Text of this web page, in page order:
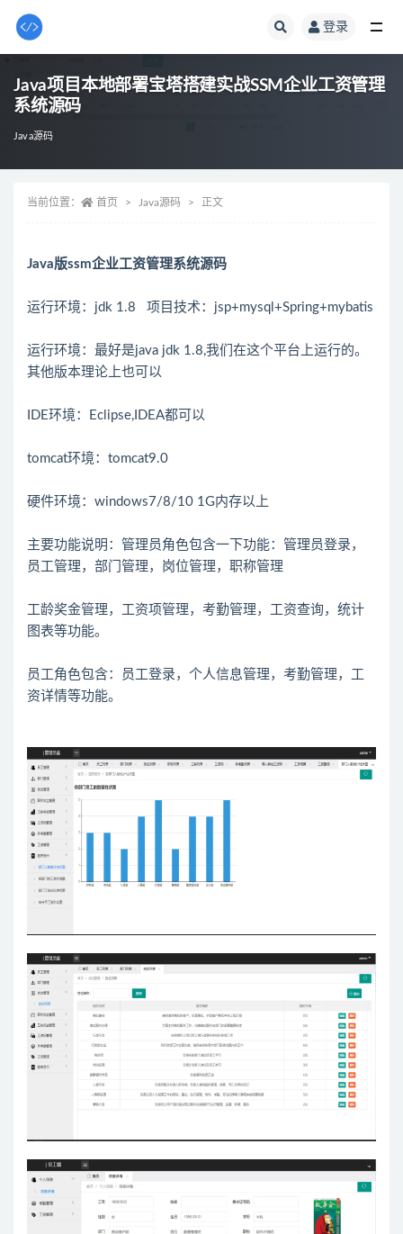
登录
Java项目本地部署宝塔搭建实战SSM企业工资管理
系统源码
Java源码
当前位置： 首页 Java源码 正文
Java版ssm企业工资管理系统源码
运行环境：jdk 1.8 项目技术：jsp+mysql+Spring+mybatis
运行环境：最好是java jdk 1.8,我们在这个平台上运行的。
其他版本理论上也可以
IDE环境：Eclipse,IDEA都可以
tomcat环境：tomcat9.0
硬件环境：windows7/8/10 1G内存以上
主要功能说明：管理员角色包含一下功能：管理员登录，
员工管理，部门管理，岗位管理，职称管理
工龄奖金管理，工资项管理，考勤管理，工资查询，统计
图表等功能。
员工角色包含：员工登录，个人信息管理，考勤管理，工
资详情等功能。